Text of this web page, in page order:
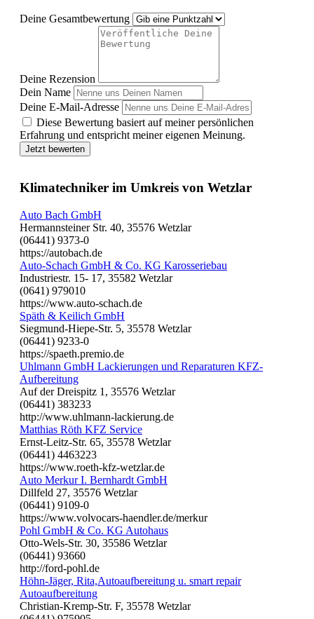
Deine Gesamtbewertung
Deine Rezension
Dein Name
Deine E-Mail-Adresse
Diese Bewertung basiert auf meiner persönlichen
Erfahrung und entspricht meiner eigenen Meinung.
Jetzt bewerten
Klimatechniker im Umkreis von Wetzlar
Auto Bach GmbH
Hermannsteiner Str. 40, 35576 Wetzlar
(06441) 9373-0
https://autobach.de
Auto-Schach GmbH & Co. KG Karosseriebau
Industriestr. 15- 17, 35582 Wetzlar
(0641) 979010
https://www.auto-schach.de
Späth & Keilich GmbH
Siegmund-Hiepe-Str. 5, 35578 Wetzlar
(06441) 9233-0
https://spaeth.premio.de
Uhlmann GmbH Lackierungen und Reparaturen KFZ-
Aufbereitung
Auf der Dreispitz 1, 35576 Wetzlar
(06441) 383233
http://www.uhlmann-lackierung.de
Matthias Röth KFZ Service
Ernst-Leitz-Str. 65, 35578 Wetzlar
(06441) 4463223
https://www.roeth-kfz-wetzlar.de
Auto Merkur I. Bernhardt GmbH
Dillfeld 27, 35576 Wetzlar
(06441) 9109-0
https://www.volvocars-haendler.de/merkur
Pohl GmbH & Co. KG Autohaus
Otto-Wels-Str. 30, 35586 Wetzlar
(06441) 93660
http://ford-pohl.de
Höhn-Jäger, Rita,Autoaufbereitung u. smart repair
Autoaufbereitung
Christian-Kremp-Str. F, 35578 Wetzlar